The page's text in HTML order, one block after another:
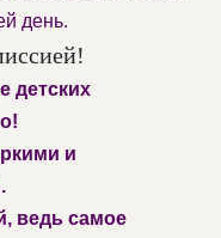
день.
детских
и
ведь самое